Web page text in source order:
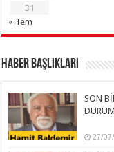
31
« Tem
Haber Başlıkları
SON
27/